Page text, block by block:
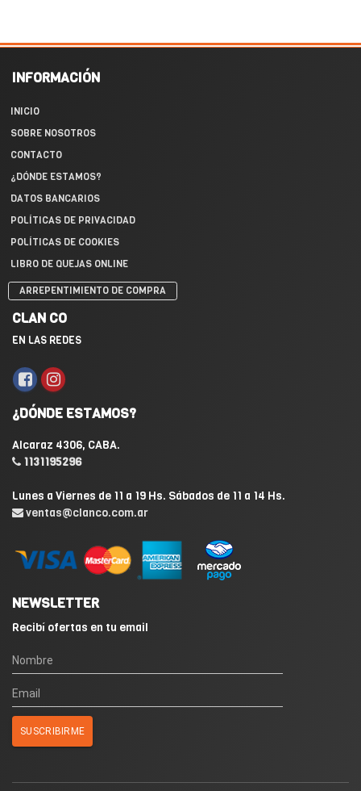
INFORMACIÓN
INICIO
SOBRE NOSOTROS
CONTACTO
¿DÓNDE ESTAMOS?
DATOS BANCARIOS
POLÍTICAS DE PRIVACIDAD
POLÍTICAS DE COOKIES
LIBRO DE QUEJAS ONLINE
ARREPENTIMIENTO DE COMPRA
CLAN CO
EN LAS REDES
¿DÓNDE ESTAMOS?
Alcaraz 4306, CABA.
1131195296
Lunes a Viernes de 11 a 19 Hs. Sábados de 11 a 14 Hs.
ventas@clanco.com.ar
NEWSLETTER
Recibí ofertas en tu email